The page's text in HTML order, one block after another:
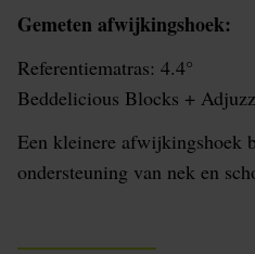
Gemeten afwijkingshoek:
Referentiematras: 4.4°
Beddelicious Blocks +
Een kleinere afwijkingshoek
ondersteuning van nek en